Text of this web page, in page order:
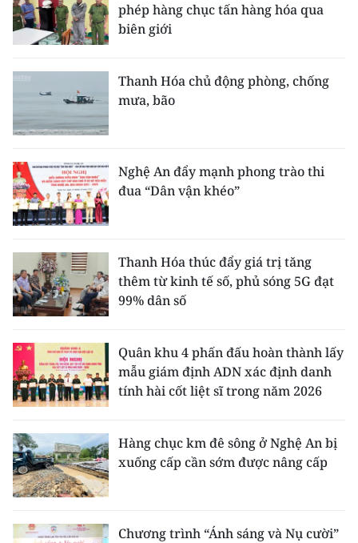
phép hàng chục tấn hàng hóa qua
biên giới
Thanh Hóa chủ động phòng, chống
mưa, bão
Nghệ An đẩy mạnh phong trào thi
đua “Dân vận khéo”
Thanh Hóa thúc đẩy giá trị tăng
thêm từ kinh tế số, phủ sóng 5G đạt
99% dân số
Quân khu 4 phấn đấu hoàn thành lấy
mẫu giám định ADN xác định danh
tính hài cốt liệt sĩ trong năm 2026
Hàng chục km đê sông ở Nghệ An bị
xuống cấp cần sớm được nâng cấp
Chương trình “Ánh sáng và Nụ cười”